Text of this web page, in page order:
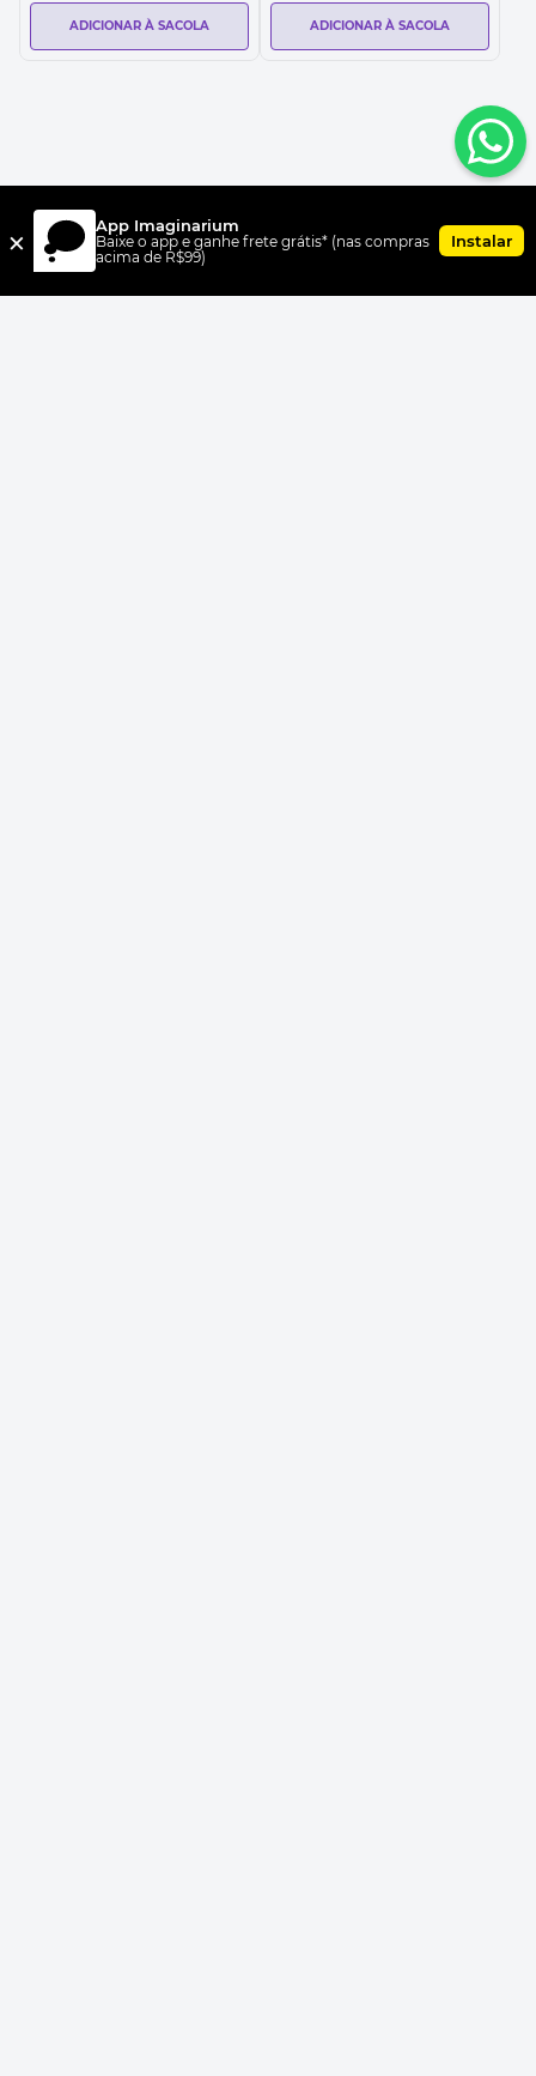
ADICIONAR À SACOLA ADICIONAR À SACOLA
× App Imaginarium
Baixe o app e ganhe frete grátis* (nas compras
acima de R$99)
Instalar